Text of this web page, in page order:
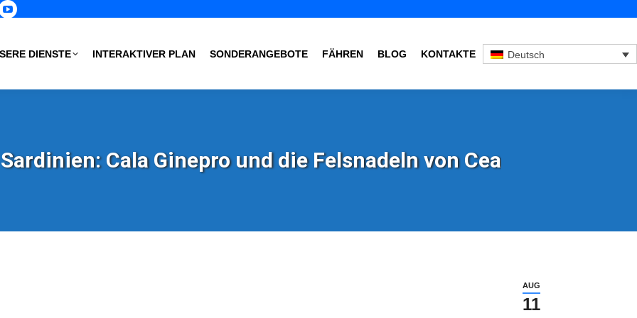
YouTube
opens
new
DIENSTE INTERAKTIVER PLAN SONDERANGEBOTE FÄHREN BLOG KONTAKTE Deutsch
Cala Ginepro und die Felsnadeln von Cea
AUG
11